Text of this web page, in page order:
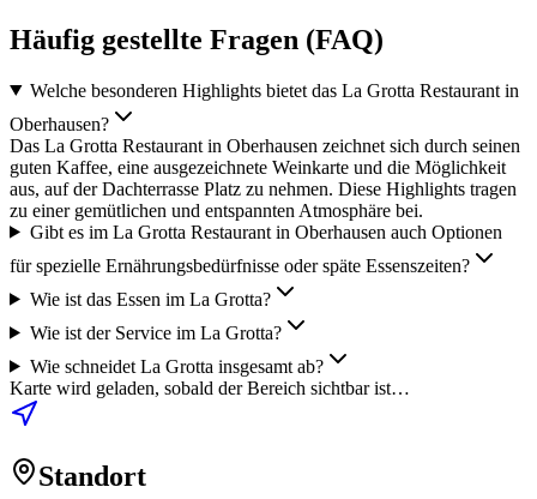
Häufig gestellte Fragen (FAQ)
Welche besonderen Highlights bietet das La Grotta Restaurant in
Oberhausen?
Das La Grotta Restaurant in Oberhausen zeichnet sich durch seinen
guten Kaffee, eine ausgezeichnete Weinkarte und die Möglichkeit
aus, auf der Dachterrasse Platz zu nehmen. Diese Highlights tragen
zu einer gemütlichen und entspannten Atmosphäre bei.
Gibt es im La Grotta Restaurant in Oberhausen auch Optionen
für spezielle Ernährungsbedürfnisse oder späte Essenszeiten?
Wie ist das Essen im La Grotta?
Wie ist der Service im La Grotta?
Wie schneidet La Grotta insgesamt ab?
Karte wird geladen, sobald der Bereich sichtbar ist…
Standort